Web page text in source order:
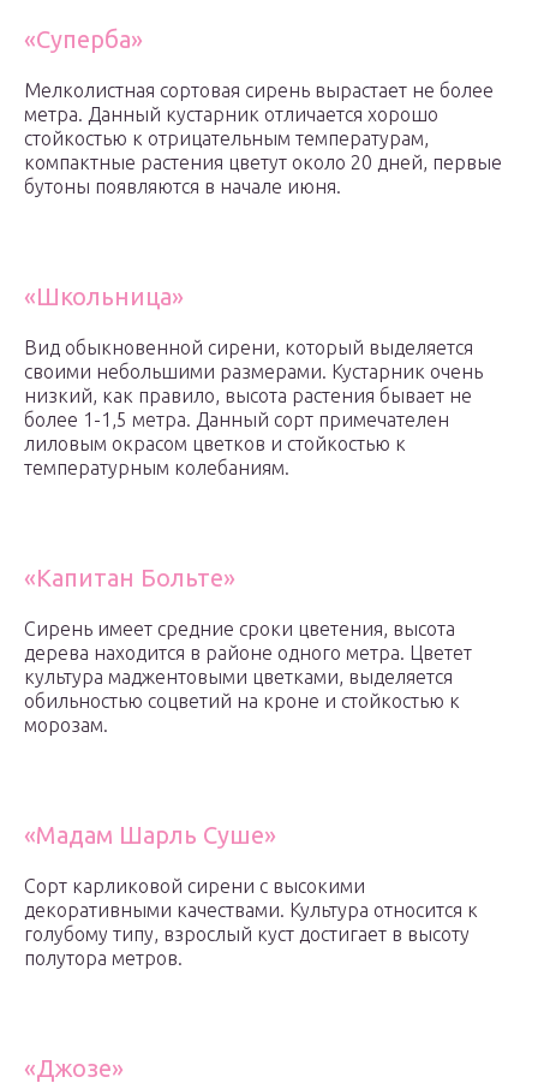
«Суперба»
Мелколистная сортовая сирень вырастает не более
метра. Данный кустарник отличается хорошо
стойкостью к отрицательным температурам,
компактные растения цветут около 20 дней, первые
бутоны появляются в начале июня.
«Школьница»
Вид обыкновенной сирени, который выделяется
своими небольшими размерами. Кустарник очень
низкий, как правило, высота растения бывает не
более 1-1,5 метра. Данный сорт примечателен
лиловым окрасом цветков и стойкостью к
температурным колебаниям.
«Капитан Больте»
Сирень имеет средние сроки цветения, высота
дерева находится в районе одного метра. Цветет
культура маджентовыми цветками, выделяется
обильностью соцветий на кроне и стойкостью к
морозам.
«Мадам Шарль Суше»
Сорт карликовой сирени с высокими
декоративными качествами. Культура относится к
голубому типу, взрослый куст достигает в высоту
полутора метров.
«Джозе»